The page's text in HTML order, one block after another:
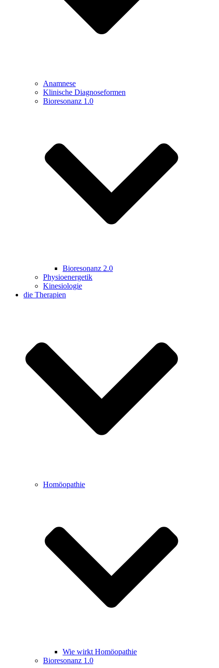
Anamnese
Klinische Diagnoseformen
Bioresonanz 1.0
Bioresonanz 2.0
Physioenergetik
Kinesiologie
die Therapien
Homöopathie
Wie wirkt Homöopathie
Bioresonanz 1.0